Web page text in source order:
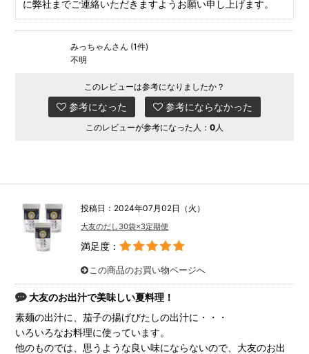
に弊社までご連絡いただきますようお願い申し上げます。
みっちゃんさん (1件)
不明
このレビューは参考になりましたか？
参考になった 参考にならなかった
このレビューが参考になった人： 0 人
投稿日：2024年07月02日（火）
大友のだし30袋×3定期便
満足度：
この商品のお買い物ページへ
大友のお出汁で美味しい夏料理！
素麺の出汁に、茄子の揚げびたしの出汁に・・・
いろいろなお料理に使っています。
他のものでは、思うような良い味にならないので、大友のお出